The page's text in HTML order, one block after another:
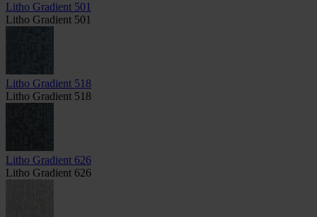
Litho Gradient 501
Litho Gradient 501
Litho Gradient 518
Litho Gradient 518
Litho Gradient 626
Litho Gradient 626